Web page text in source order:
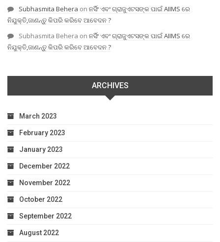
Subhasmita Behera on ନର୍ସିଂ ଏବଂ ଗ୍ରାଜୁଏଟସଙ୍କ ପାଇଁ AIIMS ରେ
ନିଯୁକ୍ତି,ଜାଣନ୍ତୁ କିପରି କରିବେ ଆବେଦନ ?
Subhasmita Behera on ନର୍ସିଂ ଏବଂ ଗ୍ରାଜୁଏଟସଙ୍କ ପାଇଁ AIIMS ରେ
ନିଯୁକ୍ତି,ଜାଣନ୍ତୁ କିପରି କରିବେ ଆବେଦନ ?
ARCHIVES
March 2023
February 2023
January 2023
December 2022
November 2022
October 2022
September 2022
August 2022